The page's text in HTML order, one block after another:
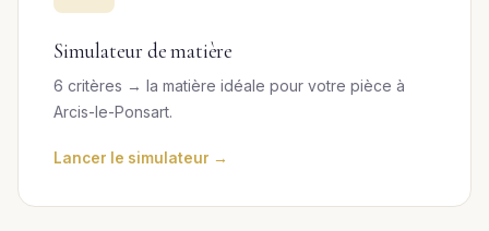
Simulateur de matière
6 critères → la matière idéale pour votre pièce à
Arcis-le-Ponsart.
Lancer le simulateur →